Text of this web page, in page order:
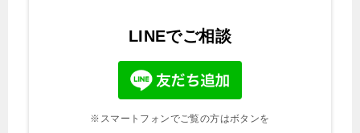
LINEでご相談
※スマートフォンでご覧の方はボタンを